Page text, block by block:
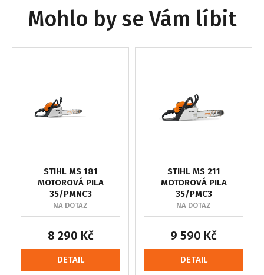
Mohlo by se Vám líbit
STIHL MS 181
MOTOROVÁ PILA
35/PMNC3
NA DOTAZ
8 290 Kč
DETAIL
STIHL MS 211
MOTOROVÁ PILA
35/PMC3
NA DOTAZ
9 590 Kč
DETAIL